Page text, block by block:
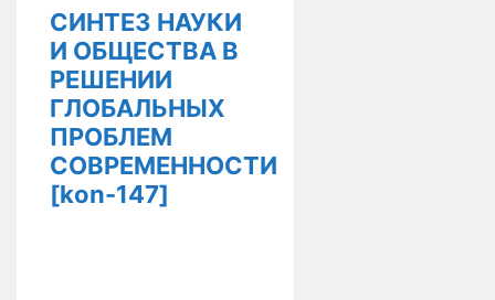
СИНТЕЗ НАУКИ
И ОБЩЕСТВА В
РЕШЕНИИ
ГЛОБАЛЬНЫХ
ПРОБЛЕМ
СОВРЕМЕННОСТИ
[kon-147]